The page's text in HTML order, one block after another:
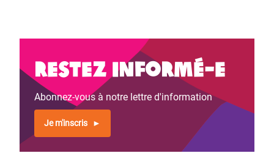
Restez informé-e
Abonnez-vous à notre lettre d'information
Je m'inscris